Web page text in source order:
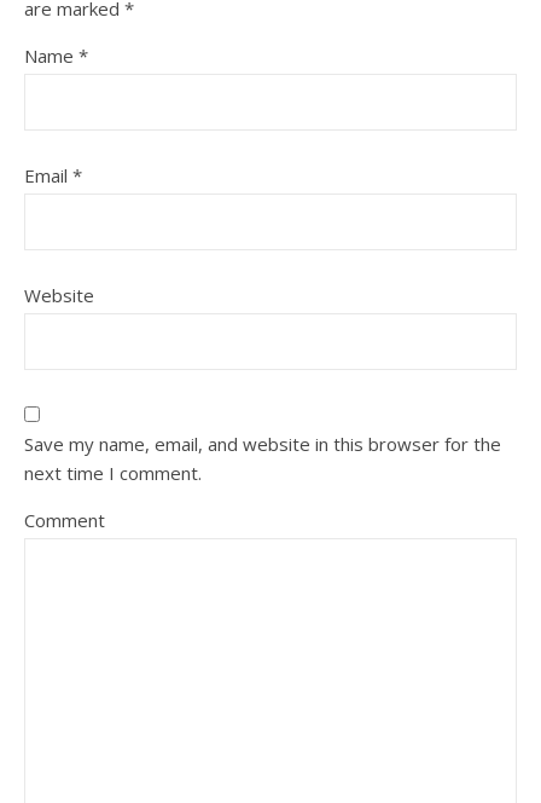
are marked *
Name *
Email *
Website
Save my name, email, and website in this browser for the
next time I comment.
Comment